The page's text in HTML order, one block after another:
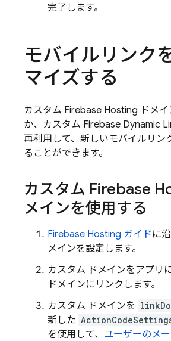
完了します。
モバイルリンク
マイズする
カスタム Firebase Hosting ドメ
か、カスタム Firebase Dynamic
再利用して、新しいモバイルリン
ることができます。
カスタム Firebase
メインを使用する
Firebase Hosting ガイド に
メインを設定します。
カスタム ドメインをアプリ
ドメインにリンクします。
カスタム ドメインを
新した
を使用して、 ユーザーのメ